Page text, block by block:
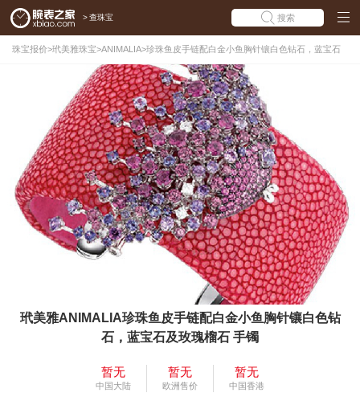
> 查珠宝 搜索
珠宝报价>玳美雅珠宝>ANIMALIA>珍珠鱼皮手链配白金小鱼胸针镶白色钻石，蓝宝石
玳美雅ANIMALIA珍珠鱼皮手链配白金小鱼胸针镶白色钻
石，蓝宝石及玫瑰榴石 手镯
暂无
中国大陆
暂无
欧洲售价
暂无
中国香港